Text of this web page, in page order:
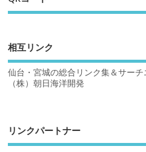
相互リンク
仙台・宮城の総合リンク集＆サー
（株）朝日海洋開発
リンクパートナー